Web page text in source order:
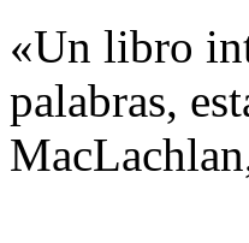
«Un libro
palabras,